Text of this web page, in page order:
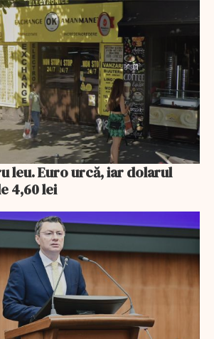
leu. Euro urcă, iar dolarul
4,60 lei